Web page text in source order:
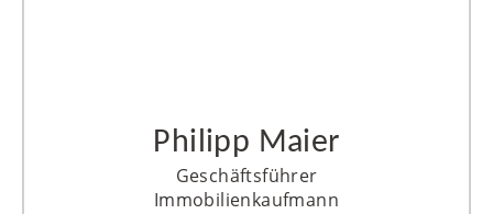
Philipp Maier
Geschäftsführer
Immobilienkaufmann